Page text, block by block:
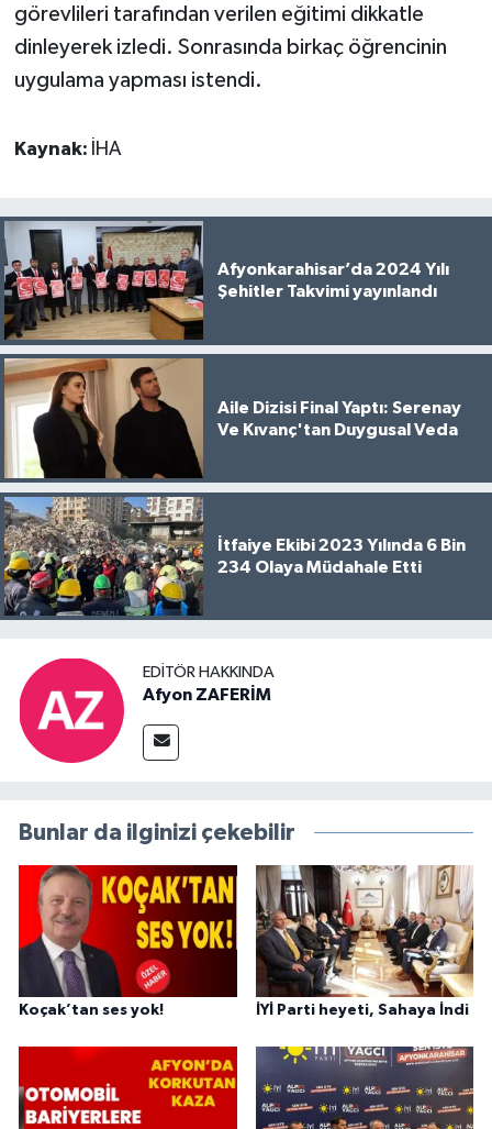
görevlileri tarafından verilen eğitimi dikkatle
dinleyerek izledi. Sonrasında birkaç öğrencinin
uygulama yapması istendi.
Kaynak: İHA
Afyonkarahisar’da 2024 Yılı
Şehitler Takvimi yayınlandı
Aile Dizisi Final Yaptı: Serenay
Ve Kıvanç'tan Duygusal Veda
İtfaiye Ekibi 2023 Yılında 6 Bin
234 Olaya Müdahale Etti
EDITÖR HAKKINDA
Afyon ZAFERİM
Bunlar da ilginizi çekebilir
Koçak’tan ses yok! İYİ Parti heyeti, Sahaya İndi